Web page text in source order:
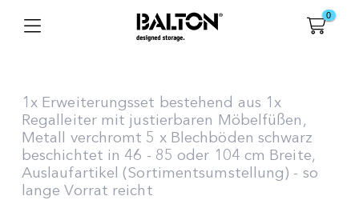
0
1x Erweiterungsset bestehend aus 1x
Regalleiter mit justierbaren Möbelfüßen,
Metall verchromt 5 x Blechböden schwarz
beschichtet in 46 - 85 oder 104 cm Breite,
Auslaufartikel (Sortimentsumstellung) - so
lange Vorrat reicht